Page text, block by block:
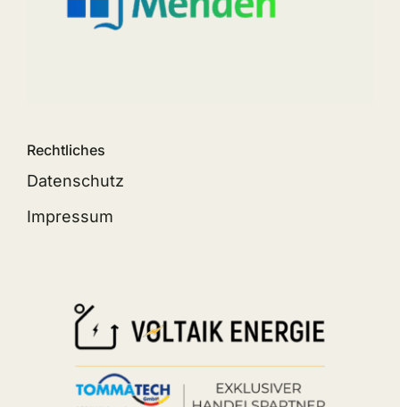
Rechtliches
Datenschutz
Impressum